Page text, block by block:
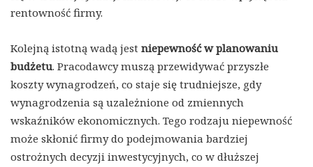
rentowność firmy.
Kolejną istotną wadą jest niepewność w planowaniu
budżetu. Pracodawcy muszą przewidywać przyszłe
koszty wynagrodzeń, co staje się trudniejsze, gdy
wynagrodzenia są uzależnione od zmiennych
wskaźników ekonomicznych. Tego rodzaju niepewność
może skłonić firmy do podejmowania bardziej
ostrożnych decyzji inwestycyjnych, co w dłuższej